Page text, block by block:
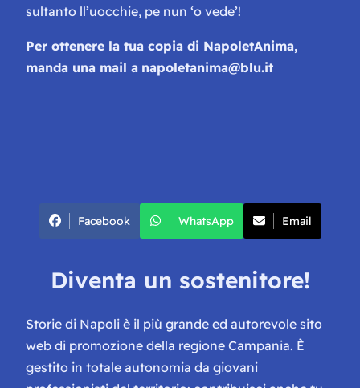
sultanto ll’uocchie, pe nun ‘o vede’!
Per ottenere la tua copia di NapoletAnima,
manda una mail a napoletanima@blu.it
Facebook WhatsApp Email
Diventa un sostenitore!
Storie di Napoli è il più grande ed autorevole sito
web di promozione della regione Campania. È
gestito in totale autonomia da giovani